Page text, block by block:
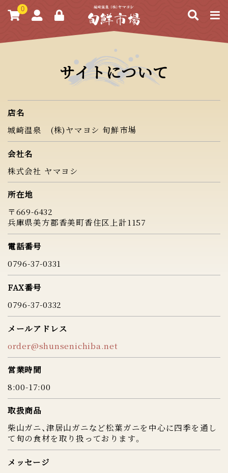
0
サイトについて
店名
城崎温泉 (株)ヤマヨシ 旬鮮市場
会社名
株式会社 ヤマヨシ
所在地
〒669-6432
兵庫県美方郡香美町香住区上計1157
電話番号
0796-37-0331
FAX番号
0796-37-0332
メールアドレス
order@shunsenichiba.net
営業時間
8:00-17:00
取扱商品
柴山ガニ、津居山ガニなど松葉ガニを中心に四季を通し
て旬の食材を取り扱っております。
メッセージ